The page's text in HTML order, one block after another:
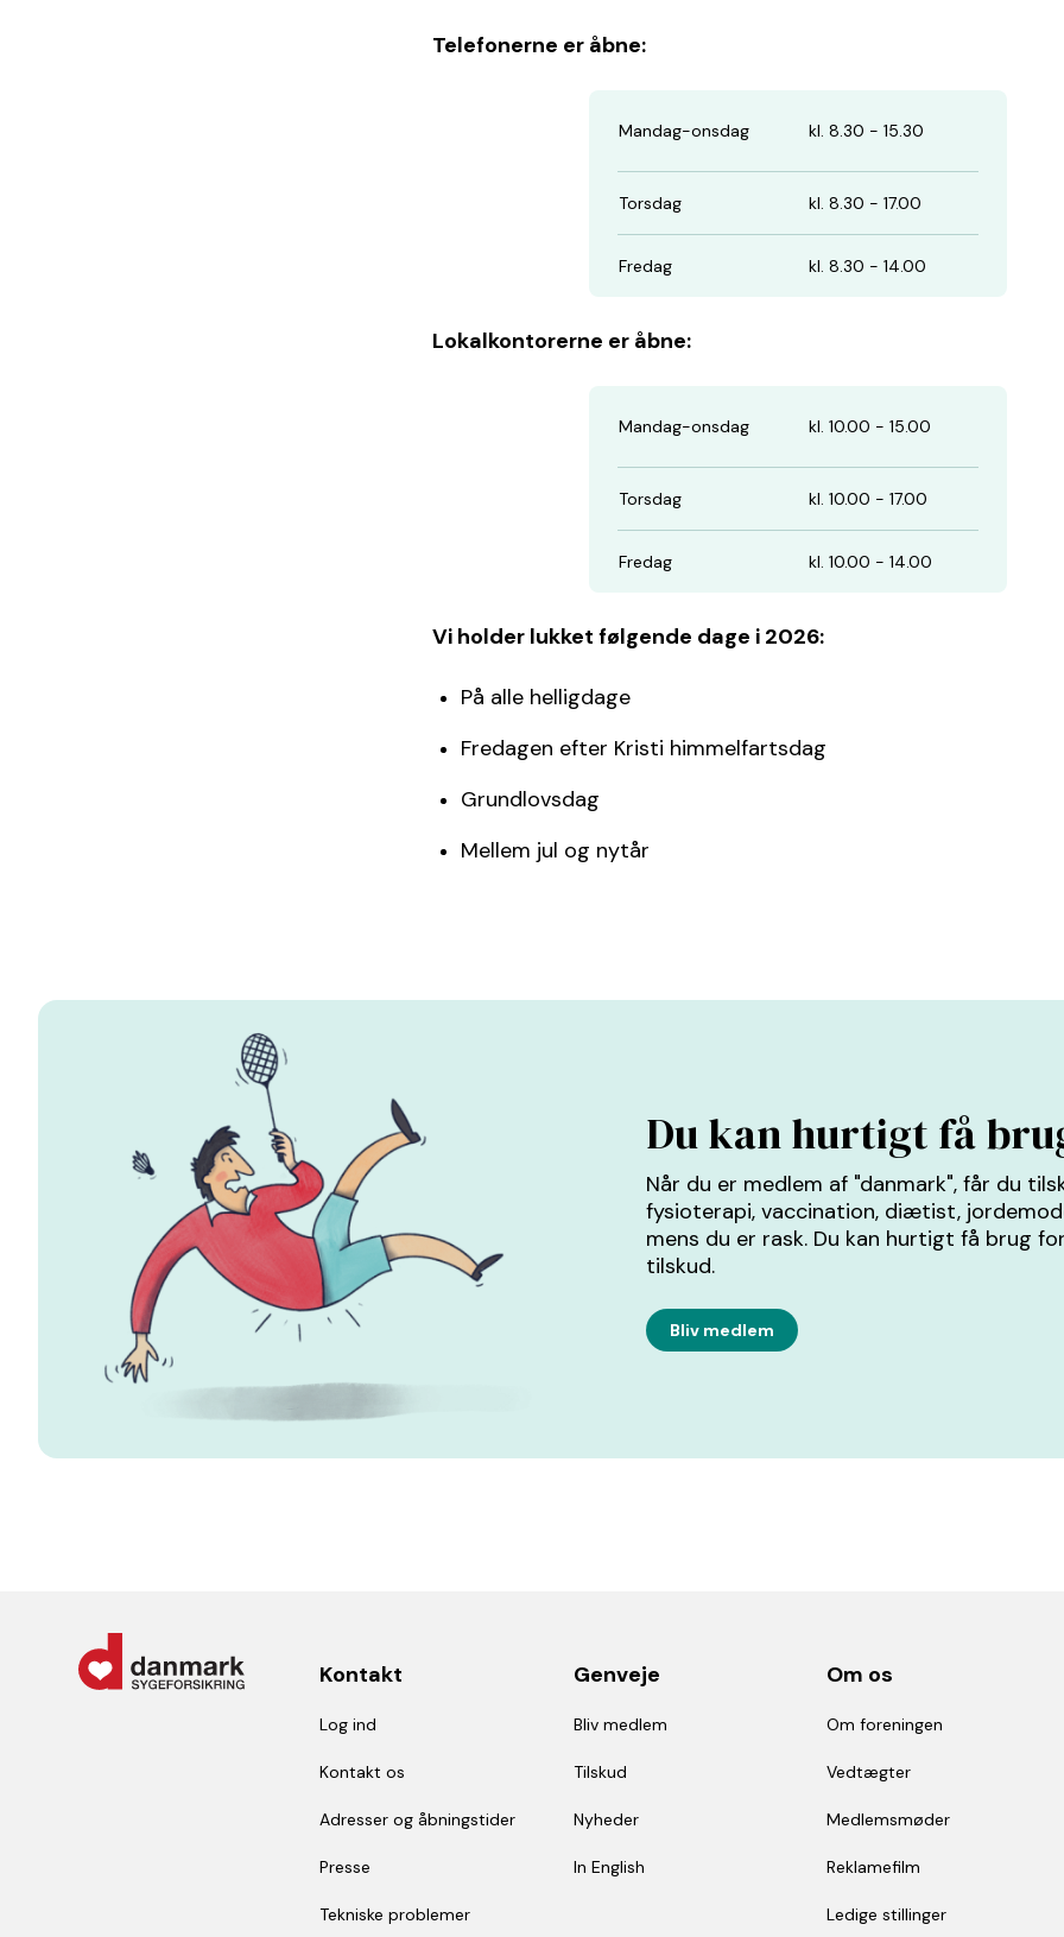
Telefonerne er åbne:
Mandag-onsdag kl. 8.30 - 15.30
Torsdag kl. 8.30 - 17.00
Fredag kl. 8.30 - 14.00
Lokalkontorerne er åbne:
Mandag-onsdag kl. 10.00 - 15.00
Torsdag kl. 10.00 - 17.00
Fredag kl. 10.00 - 14.00
Vi holder lukket følgende dage i 2026:
På alle helligdage
Fredagen efter Kristi himmelfartsdag
Grundlovsdag
Mellem jul og nytår
Du kan hurtigt få
Når du er medlem af "danmark", får du
fysioterapi, vaccination, diætist,
mens du er rask. Du kan hurtigt få brug
tilskud.
Bliv medlem
Kontakt
Log ind
Kontakt os
Adresser og åbningstider
Presse
Tekniske problemer
Genveje
Bliv medlem
Tilskud
Nyheder
In English
Om os
Om foreningen
Vedtægter
Medlemsmøder
Reklamefilm
Ledige stillinger